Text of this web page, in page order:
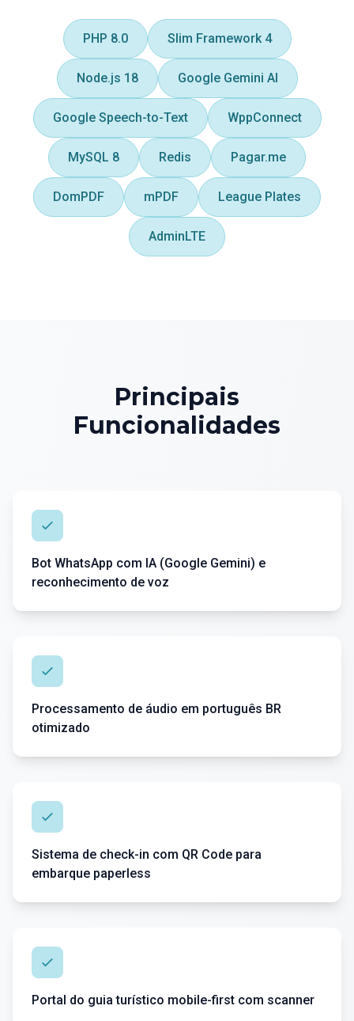
PHP 8.0 Slim Framework 4
Node.js 18 Google Gemini AI
Google Speech-to-Text WppConnect
MySQL 8 Redis Pagar.me
DomPDF mPDF League Plates
AdminLTE
Principais
Funcionalidades
Bot WhatsApp com IA (Google Gemini) e
reconhecimento de voz
Processamento de áudio em português BR
otimizado
Sistema de check-in com QR Code para
embarque paperless
Portal do guia turístico mobile-first com scanner